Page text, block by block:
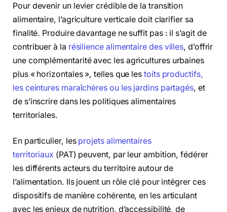
Pour devenir un levier crédible de la transition
alimentaire, l’agriculture verticale doit clarifier sa
finalité. Produire davantage ne suffit pas : il s’agit de
contribuer à la résilience alimentaire des villes, d’offrir
une complémentarité avec les agricultures urbaines
plus « horizontales », telles que les toits productifs,
les ceintures maraîchères ou les jardins partagés, et
de s’inscrire dans les politiques alimentaires
territoriales.
En particulier, les projets alimentaires
territoriaux (PAT) peuvent, par leur ambition, fédérer
les différents acteurs du territoire autour de
l’alimentation. Ils jouent un rôle clé pour intégrer ces
dispositifs de manière cohérente, en les articulant
avec les enjeux de nutrition, d’accessibilité, de